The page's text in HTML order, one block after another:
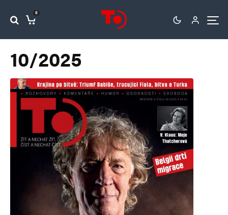
0
10/2025